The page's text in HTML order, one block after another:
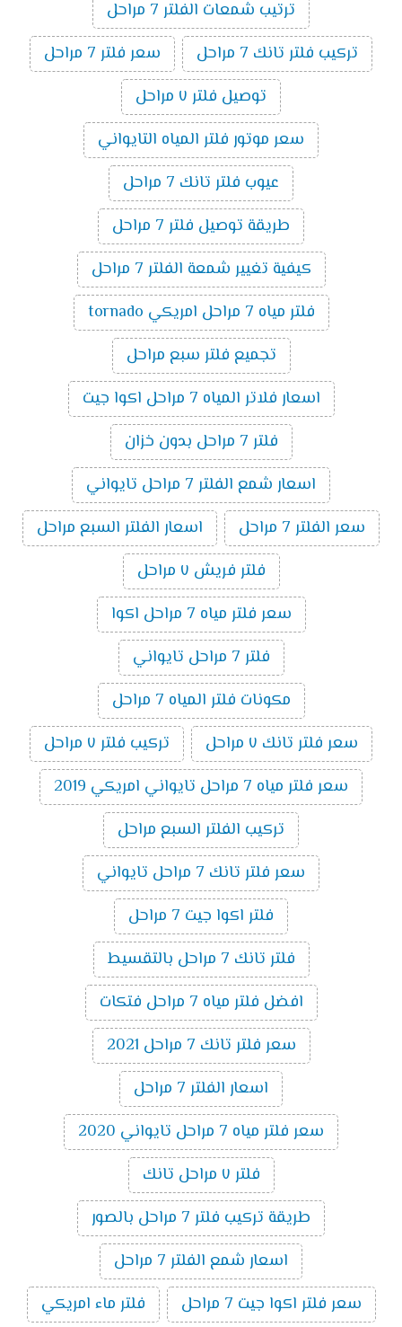
ترتيب شمعات الفلتر 7 مراحل
تركيب فلتر تانك 7 مراحل
سعر فلتر 7 مراحل
توصيل فلتر ٧ مراحل
سعر موتور فلتر المياه التايواني
عيوب فلتر تانك 7 مراحل
طريقة توصيل فلتر 7 مراحل
كيفية تغيير شمعة الفلتر 7 مراحل
فلتر مياه 7 مراحل امريكي tornado
تجميع فلتر سبع مراحل
اسعار فلاتر المياه 7 مراحل اكوا جيت
فلتر 7 مراحل بدون خزان
اسعار شمع الفلتر 7 مراحل تايواني
سعر الفلتر 7 مراحل
اسعار الفلتر السبع مراحل
فلتر فريش ٧ مراحل
سعر فلتر مياه 7 مراحل اكوا
فلتر 7 مراحل تايواني
مكونات فلتر المياه 7 مراحل
سعر فلتر تانك ٧ مراحل
تركيب فلتر ٧ مراحل
سعر فلتر مياه 7 مراحل تايواني امريكي 2019
تركيب الفلتر السبع مراحل
سعر فلتر تانك 7 مراحل تايواني
فلتر اكوا جيت 7 مراحل
فلتر تانك 7 مراحل بالتقسيط
افضل فلتر مياه 7 مراحل فتكات
سعر فلتر تانك 7 مراحل 2021
اسعار الفلتر 7 مراحل
سعر فلتر مياه 7 مراحل تايواني 2020
فلتر ٧ مراحل تانك
طريقة تركيب فلتر 7 مراحل بالصور
اسعار شمع الفلتر 7 مراحل
سعر فلتر اكوا جيت 7 مراحل
فلتر ماء امريكي